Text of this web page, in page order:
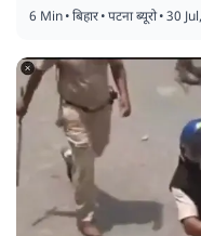
6 Min•बिहार•पटना ब्यूरो•30